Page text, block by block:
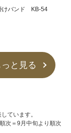
けバンド KB-54
と見る
ています。
次＝9月中旬より順次